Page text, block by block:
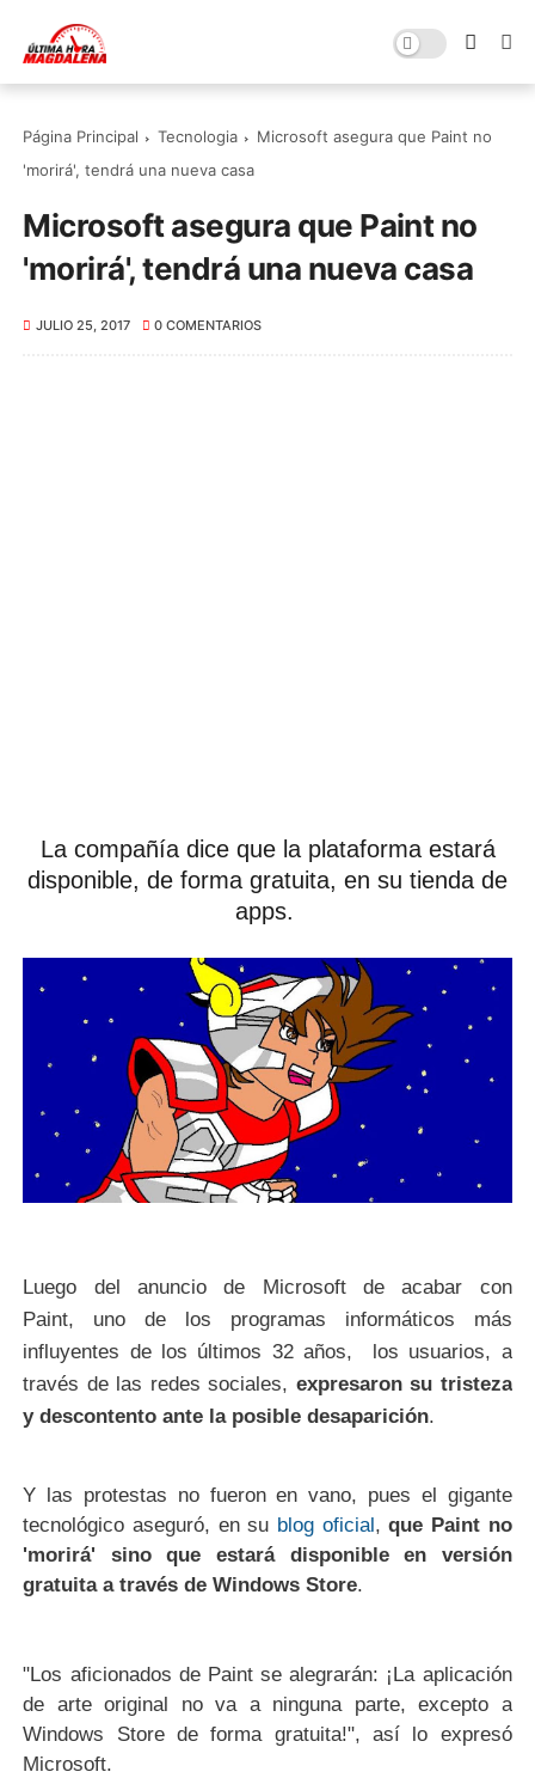
Página Principal Tecnologia
Microsoft asegura que Paint no
'morirá', tendrá una nueva casa
Microsoft asegura que Paint no
'morirá', tendrá una nueva casa
JULIO 25, 2017 0 COMENTARIOS
La compañía dice que la plataforma estará
disponible, de forma gratuita, en su tienda de
apps.
Luego del anuncio de Microsoft de acabar con
Paint, uno de los programas informáticos más
influyentes de los últimos 32 años, los usuarios, a
través de las redes sociales, expresaron su tristeza
y descontento ante la posible desaparición.
Y las protestas no fueron en vano, pues el gigante
tecnológico aseguró, en su blog oficial, que Paint no
'morirá' sino que estará disponible en versión
gratuita a través de Windows Store.
"Los aficionados de Paint se alegrarán: ¡La aplicación
de arte original no va a ninguna parte, excepto a
Windows Store de forma gratuita!", así lo expresó
Microsoft.